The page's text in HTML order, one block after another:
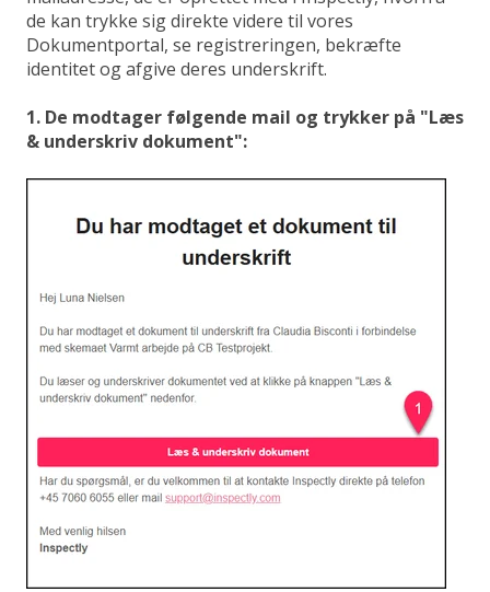
de kan trykke sig direkte videre til vores
Dokumentportal, se registreringen, bekræfte
identitet og afgive deres underskrift.
1. De modtager følgende mail og trykker på "Læs
& underskriv dokument":